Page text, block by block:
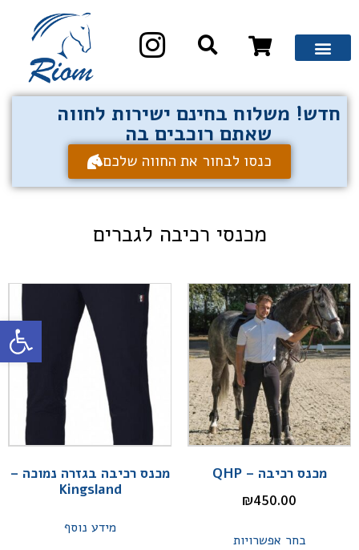
פתח
חדש! משלוח בחינם ישירות לחווה
שאתם רוכבים בה
כנסו לבחור את החווה שלכם
מכנסי רכיבה לגברים
מכנס רכיבה – QHP
₪450.00
בחר אפשרויות
מכנס רכיבה בגזרה נמוכה –
Kingsland
מידע נוסף